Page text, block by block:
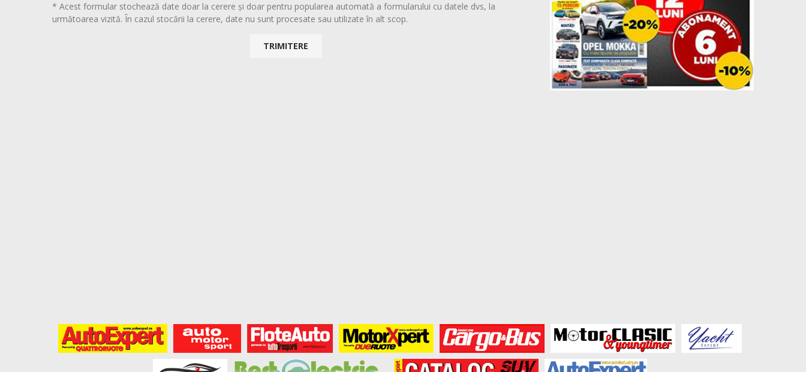
* Acest formular stochează date doar la cerere și doar pentru popularea automată a formularului cu datele dvs, la
următoarea vizită. În cazul stocării la cerere, date nu sunt procesate sau utilizate în alt scop.